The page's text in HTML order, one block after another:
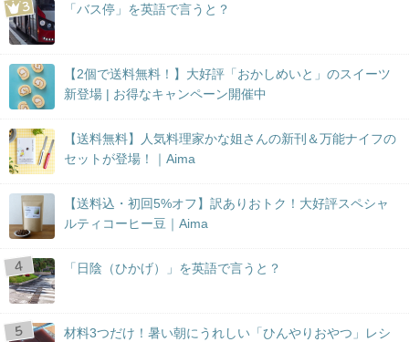
「バス停」を英語で言うと？
【2個で送料無料！】大好評「おかしめいと」のスイーツ
新登場 | お得なキャンペーン開催中
【送料無料】人気料理家かな姐さんの新刊＆万能ナイフの
セットが登場！｜Aima
【送料込・初回5%オフ】訳ありおトク！大好評スペシャ
ルティコーヒー豆｜Aima
「日陰（ひかげ）」を英語で言うと？
材料3つだけ！暑い朝にうれしい「ひんやりおやつ」レシ